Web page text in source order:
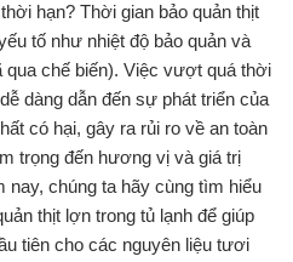
hạn? Thời gian bảo quản thịt
tố như nhiệt độ bảo quản và
chế biến). Việc vượt quá thời
dàng dẫn đến sự phát triển của
có hại, gây ra rủi ro về an toàn
trọng đến hương vị và giá trị
chúng ta hãy cùng tìm hiểu
thịt lợn trong tủ lạnh để giúp
tiên cho các nguyên liệu tươi